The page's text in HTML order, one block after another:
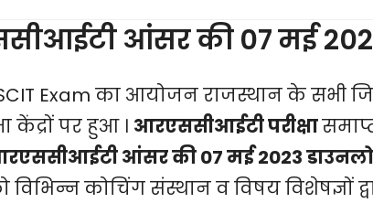
आंसर की 07 मई
Exam का आयोजन राजस्थान के
केंद्रों पर हुआ । आरएससीआईटी परीक्षा
आंसर की 07 मई 2023
कोचिंग संस्थान व विषय विशेषज्ञों